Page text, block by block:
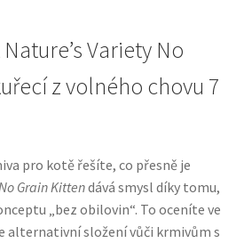
obsah masa, bez obilovin
Variety No
z volného chovu 7
pro kotě řešíte, co přesně je
No Grain Kittendává smysl díky tomu,
„bez obilovin“. To oceníte ve
alternativní složení vůči krmivům s